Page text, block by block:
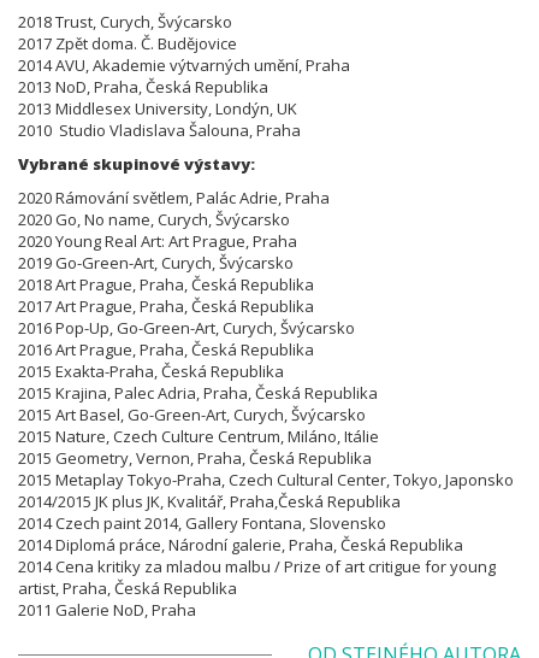
2018 Trust, Curych, Švýcarsko
2017 Zpět doma. Č. Budějovice
2014 AVU, Akademie výtvarných umění, Praha
2013 NoD, Praha, Česká Republika
2013 Middlesex University, Londýn, UK
2010 Studio Vladislava Šalouna, Praha
Vybrané skupinové výstavy:
2020 Rámování světlem, Palác Adrie, Praha
2020 Go, No name, Curych, Švýcarsko
2020 Young Real Art: Art Prague, Praha
2019 Go-Green-Art, Curych, Švýcarsko
2018 Art Prague, Praha, Česká Republika
2017 Art Prague, Praha, Česká Republika
2016 Pop-Up, Go-Green-Art, Curych, Švýcarsko
2016 Art Prague, Praha, Česká Republika
2015 Exakta-Praha, Česká Republika
2015 Krajina, Palec Adria, Praha, Česká Republika
2015 Art Basel, Go-Green-Art, Curych, Švýcarsko
2015 Nature, Czech Culture Centrum, Miláno, Itálie
2015 Geometry, Vernon, Praha, Česká Republika
2015 Metaplay Tokyo-Praha, Czech Cultural Center, Tokyo, Japonsko
2014/2015 JK plus JK, Kvalitář, Praha,Česká Republika
2014 Czech paint 2014, Gallery Fontana, Slovensko
2014 Diplomá práce, Národní galerie, Praha, Česká Republika
2014 Cena kritiky za mladou malbu / Prize of art critigue for young
artist, Praha, Česká Republika
2011 Galerie NoD, Praha